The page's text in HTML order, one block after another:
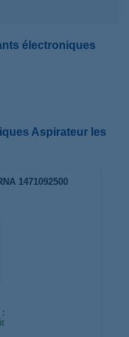
électroniques
Aspirateur les
1471092500
: